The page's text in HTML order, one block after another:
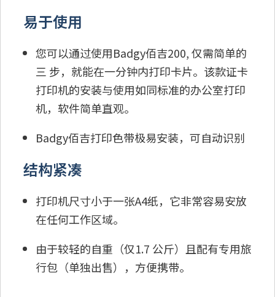
易于使用
您可以通过使用Badgy佰吉200, 仅需简单的
三 步，就能在一分钟内打印卡片。该款证卡
打印机的安装与使用如同标准的办公室打印
机，软件简单直观。
Badgy佰吉打印色带极易安装，可自动识别
结构紧凑
打印机尺寸小于一张A4纸，它非常容易安放
在任何工作区域。
由于较轻的自重（仅1.7 公斤）且配有专用旅
行包（单独出售），方便携带。